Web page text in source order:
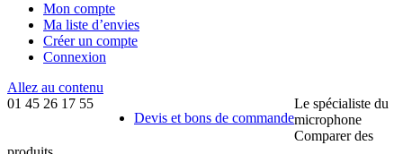
Mon compte
Ma liste d’envies
Créer un compte
Connexion
Allez au contenu
01 45 26 17 55
Devis et bons de commande
Le spécialiste du
microphone
Comparer des